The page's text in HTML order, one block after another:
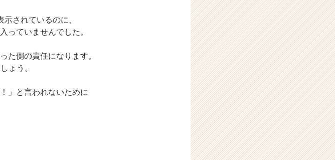
されているのに、
っていませんでした。
た側の責任になります。
ょう。
」と言われないために